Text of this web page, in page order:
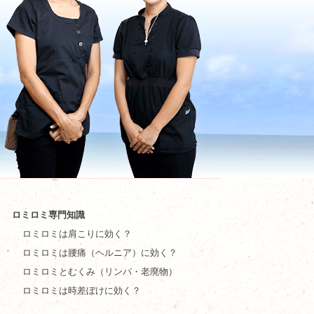
ロミロミ専門知識
ロミロミは肩こりに効く？
ロミロミは腰痛（ヘルニア）に効く？
ロミロミとむくみ（リンパ・老廃物）
ロミロミは時差ぼけに効く？